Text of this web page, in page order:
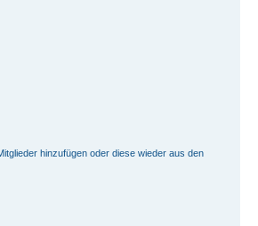
hinzufügen oder diese wieder aus den